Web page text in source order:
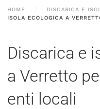
HOME DISCARICA E
ISOLA ECOLOGICA A
Discarica e
a Verretto
enti locali